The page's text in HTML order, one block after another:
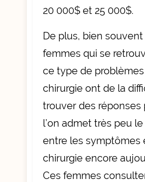
20 000$ et 25 000$.
De plus, bien souvent
femmes qui se
ce type de problèmes
chirurgie ont de la
trouver des réponses
l’on admet très peu
entre les symptômes
chirurgie encore
Ces femmes